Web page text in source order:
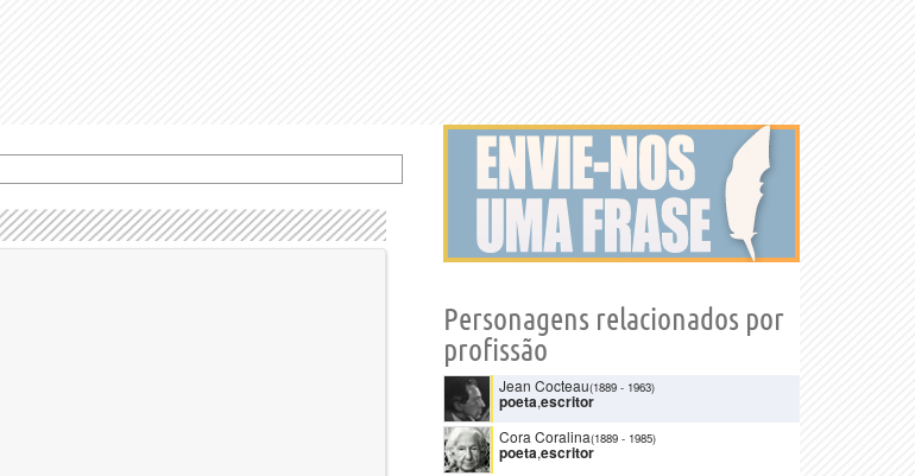
Personagens relacionados por
profissão
Jean Cocteau(1889 - 1963)
poeta,escritor
Cora Coralina(1889 - 1985)
poeta,escritor